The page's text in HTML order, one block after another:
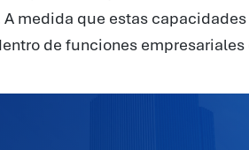
medida que estas
de funciones